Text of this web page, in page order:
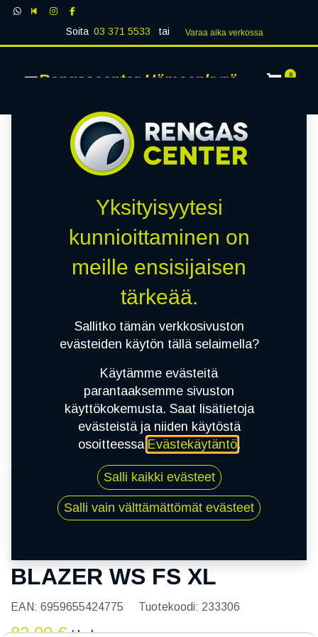
Soita 03 371 5533 tai Varaa aika verk​​​​ossa
Rengascenter Hämeenkyrö 0
185/60R15 88T SAILUN ICE BLAZER WS FS XL
BLAZER WS FS XL
EAN: 6959655424775 Tuotekoodi: 233306
82,00€
Yksityisyytesi
kunnioittaminen on
meille ensisijaisen
tärkeää.
Sallitko tämän verkkosivuston
evästeiden käytön tällä selaimella?
Käytämme evästeitä
parantaaksemme sivuston
käyttökokemusta. Saat lisätietoja
evästeistä ja niiden käytöstä
osoitteessa Evästekäytäntö.
Salli kaikki evästeet
Salli vain välttämättömät evästeet